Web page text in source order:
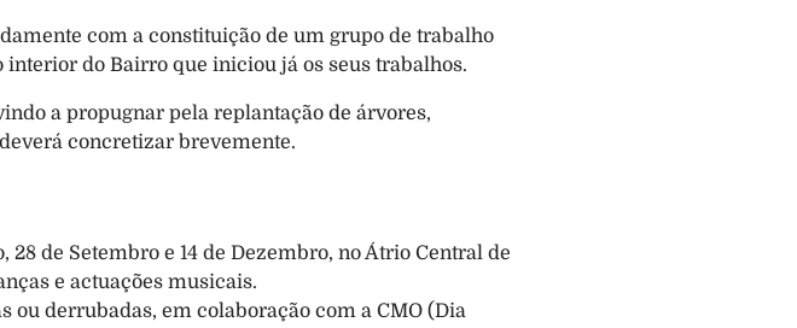
com a constituição de um grupo de trabalho
do Bairro que iniciou já os seus trabalhos.
a propugnar pela replantação de árvores,
concretizar brevemente.
de Setembro e 14 de Dezembro, no Átrio Central de
e actuações musicais.
ou derrubadas, em colaboração com a CMO (Dia